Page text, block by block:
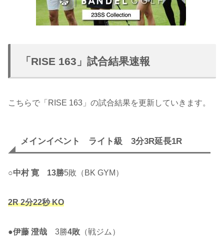
「RISE 163」試合結果速報
こちらで「RISE 163」の試合結果を更新していきます。
メインイベント ライト級 3分3R延長1R
○中村 寛 13勝5敗（BK GYM）
2R 2分22秒 KO
●伊藤 澄哉 3勝4敗 （戦ジム）